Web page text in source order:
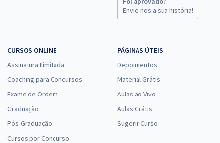
Envie-nos a sua história!
CURSOS ONLINE
Assinatura Ilimitada
Coaching para Concursos
Exame de Ordem
Graduação
Pós-Graduação
Cursos por Concurso
PÁGINAS ÚTEIS
Depoimentos
Material Grátis
Aulas ao Vivo
Aulas Grátis
Sugerir Curso